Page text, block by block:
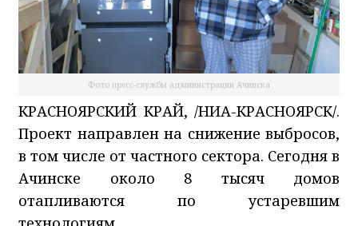
Фото пресс-службы администрации Ачинска
КРАСНОЯРСКИЙ КРАЙ, /НИА-КРАСНОЯРСК/.
Проект направлен на снижение выбросов,
в том числе от частного сектора. Сегодня в
Ачинске около 8 тысяч домов
отапливаются по устаревшим